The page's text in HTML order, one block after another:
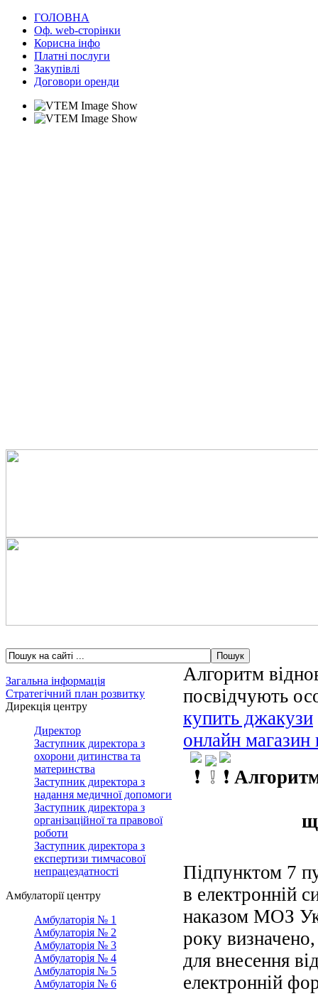
ГОЛОВНА
Оф. web-сторінки
Корисна інфо
Платні послуги
Закупівлі
Договори оренди
Загальна інформація
Стратегічний план розвитку
Дирекція центру
Директор
Заступник директора з
охорони дитинства та
материнства
Заступник директора з
надання медичної допомоги
Заступник директора з
організаційної та правової
роботи
Заступник директора з
експертизи тимчасової
непрацездатності
Амбулаторії центру
Амбулаторія № 1
Амбулаторія № 2
Амбулаторія № 3
Амбулаторія № 4
Амбулаторія № 5
Амбулаторія № 6
Алгоритм
посвідчують
купить джакузи
онлайн
Підпунктом 7
в електронній
наказом МОЗ
року
для внесення
електронній